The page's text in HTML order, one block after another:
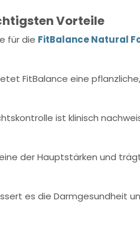
Vorteile
für die FitBalance Natural
FitBalance eine
ist klinisch
der Hauptstärken und
es die Darmgesundheit